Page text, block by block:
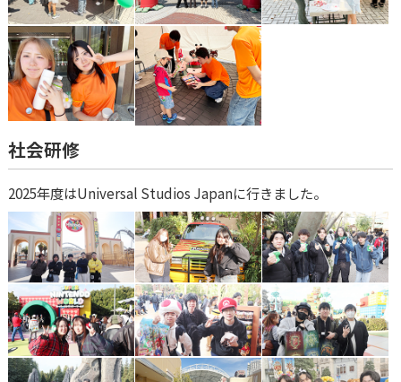
社会研修
2025年度はUniversal Studios Japanに行きました。